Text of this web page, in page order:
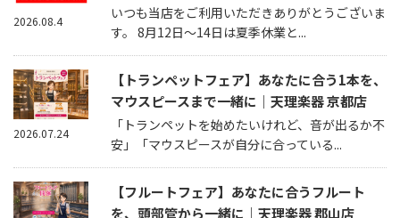
いつも当店をご利用いただきありがとうございま
す。 8月12日～14日は夏季休業と...
2026.08.4
【トランペットフェア】あなたに合う1本を、
マウスピースまで一緒に｜天理楽器 京都店
「トランペットを始めたいけれど、音が出るか不
安」「マウスピースが自分に合っている...
2026.07.24
【フルートフェア】あなたに合うフルート
を、頭部管から一緒に｜天理楽器 郡山店